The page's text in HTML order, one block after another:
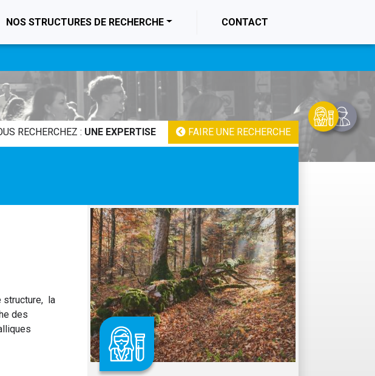
NOS STRUCTURES DE RECHERCHE CONTACT
RECHERCHEZ : UNE EXPERTISE FAIRE UNE RECHERCHE
structure, la
des